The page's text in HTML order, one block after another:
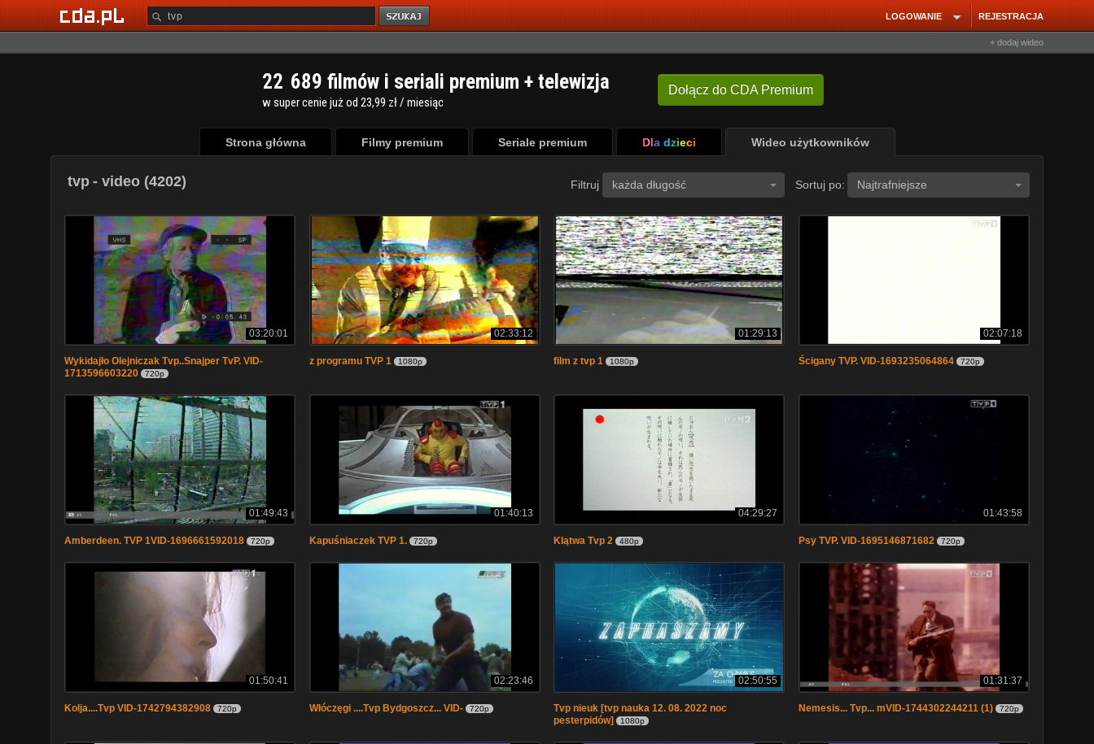
REJESTRACJA
LOGOWANIE
+ dodaj wideo
Dołącz do CDA Premium
22 689 filmów i seriali premium + telewizja
w super cenie już od 23,99 zł / miesiąc
Strona główna Filmy premium Seriale premium Dla dzieci Wideo użytkowników
tvp - video (4202) Filtruj każda długość Sortuj po: Najtrafniejsze
03:20:01
Wykidajło Olejniczak Tvp..Snajper TvP. VID-
1713596603220
720p
02:33:12
z programu TVP 1 1080p
01:29:13
film z tvp 1 1080p
02:07:18
Ścigany TVP. VID-1693235064864 720p
01:49:43
Amberdeen. TVP 1VID-1696661592018 720p
01:40:13
Kapuśniaczek TVP 1. 720p
04:29:27
Klątwa Tvp 2 480p
01:43:58
Psy TVP. VID-1695146871682 720p
01:50:41
Kolja....Tvp VID-1742794382908 720p
02:23:46
Włóczęgi ....Tvp Bydgoszcz... VID- 720p
02:50:55
Tvp nieuk [tvp nauka 12. 08. 2022 noc
pesterpidów]
1080p
01:31:37
Nemesis... Tvp... mVID-1744302244211 (1) 720p